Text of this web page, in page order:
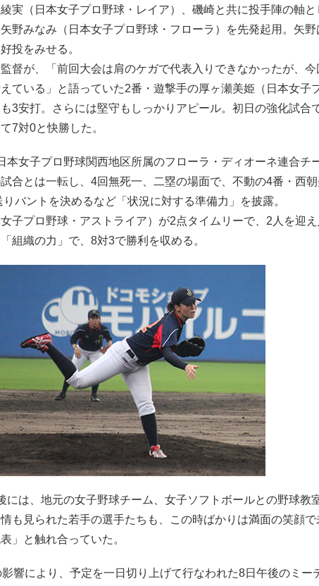
実（日本女子プロ野球・レイア）、磯崎と共に投手陣の軸と
野みなみ（日本女子プロ野球・フローラ）を先発起用。矢野
投をみせる。
督が、「前回大会は肩のケガで代表入りできなかったが、今
ている」と語っていた2番・遊撃手の厚ヶ瀬美姫（日本女子
3安打。さらには堅守もしっかりアピール。初日の強化試合
7対0と快勝した。
本女子プロ野球関西地区所属のフローラ・ディオーネ連合チ
合とは一転し、4回無死一、二塁の場面で、不動の4番・西
バントを決めるなど「状況に対する準備力」を披露。
子プロ野球・アストライア）が2点タイムリーで、2人を迎
組織の力」で、8対3で勝利を収める。
には、地元の女子野球チーム、女子ソフトボールとの野球教
も見られた若手の選手たちも、この時ばかりは満面の笑顔で
」と触れ合っていた。
響により、予定を一日切り上げて行なわれた8日午後のミー